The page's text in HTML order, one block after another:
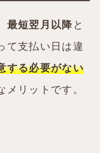
最短翌月以降 と
て支払い日は違
する必要がない
リットです。